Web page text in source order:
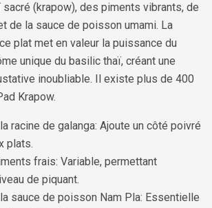
(krapow), des piments vibrants, de
de la sauce de poisson umami. La
plat met en valeur la puissance du
unique du basilic thaï, créant une
inoubliable. Il existe plus de 400
Krapow.
racine de galanga: Ajoute un côté poivré
plats.
frais: Variable, permettant
de piquant.
sauce de poisson Nam Pla: Essentielle